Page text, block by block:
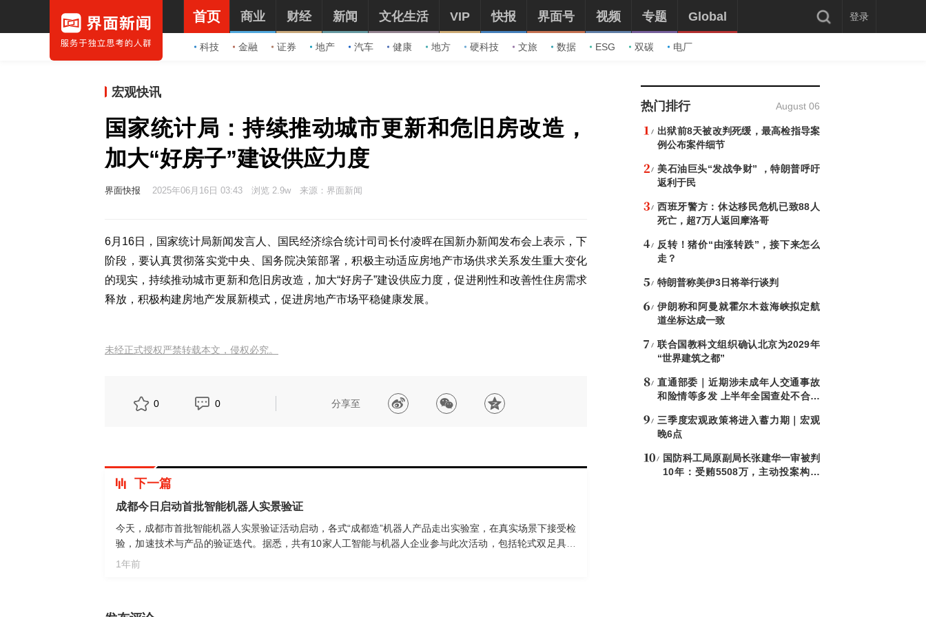
首页
科技 金融 证券 地产 汽车 健康 地方 硬科技 文旅 数据 ESG 双碳 电厂
商业 财经 新闻 文化生活 VIP 快报 界面号 视频 专题 Global 登录
宏观快讯
国家统计局：持续推动城市更新和危旧房改造，
加大“好房子”建设供应力度
界面快报 2025年06月16日 03:43 浏览 2.9w 来源：界面新闻
6月16日，国家统计局新闻发言人、国民经济综合统计司司长付凌晖在国新办新闻发布会上表示，下
阶段，要认真贯彻落实党中央、国务院决策部署，积极主动适应房地产市场供求关系发生重大变化
的现实，持续推动城市更新和危旧房改造，加大“好房子”建设供应力度，促进刚性和改善性住房需求
释放，积极构建房地产发展新模式，促进房地产市场平稳健康发展。
未经正式授权严禁转载本文，侵权必究。
0 0 分享至
下一篇
成都今日启动首批智能机器人实景验证
今天，成都市首批智能机器人实景验证活动启动，各式“成都造”机器人产品走出实验室，在真实场景下接受检
验，加速技术与产品的验证迭代。据悉，共有10家人工智能与机器人企业参与此次活动，包括轮式双足具身
智能机器人、机器狗、数字人应用产品、AIR3AR智能眼镜等，它们将在泡桐树小学、武侯祠、红星路、天府
1年前
热门排行 August 06
出狱前8天被改判死缓，最高检指导案
例公布案件细节
美石油巨头“发战争财” ，特朗普呼吁
返利于民
西班牙警方：休达移民危机已致88人
死亡，超7万人返回摩洛哥
反转！猪价“由涨转跌”，接下来怎么
走？
特朗普称美伊3日将举行谈判
伊朗称和阿曼就霍尔木兹海峡拟定航
道坐标达成一致
联合国教科文组织确认北京为2029年
“世界建筑之都”
直通部委｜近期涉未成年人交通事故
和险情等多发 上半年全国查处不合格
三季度宏观政策将进入蓄力期｜宏观
晚6点
国防科工局原副局长张建华一审被判
10年：受贿5508万，主动投案构成